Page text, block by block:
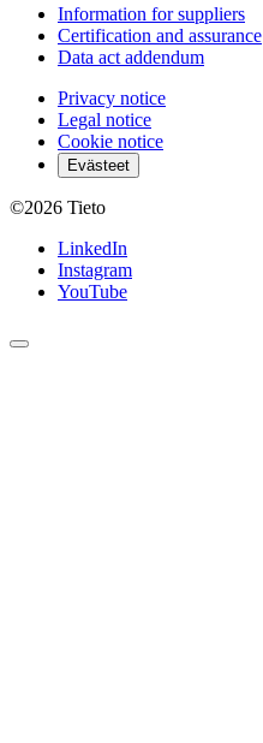
Information for suppliers
Certification and assurance
Data act addendum
Privacy notice
Legal notice
Cookie notice
Evästeet
©2026 Tieto
LinkedIn
Instagram
YouTube